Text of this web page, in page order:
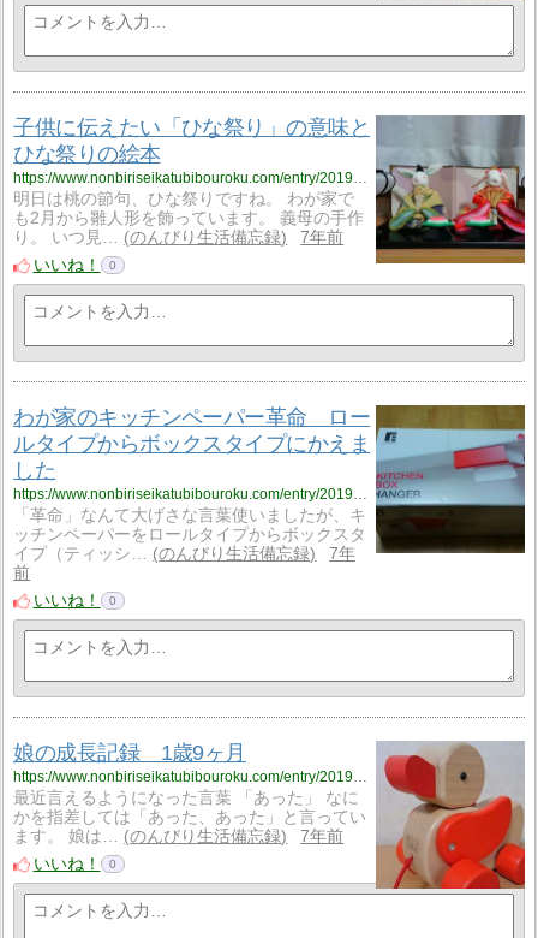
子供に伝えたい「ひな祭り」の意味と
ひな祭りの絵本
明日は桃の節句、ひな祭りですね。 わが家で
も2月から雛人形を飾っています。 義母の手作
り。 いつ見…
のんびり生活備忘録
7年前
いいね！
0
わが家のキッチンペーパー革命 ロー
ルタイプからボックスタイプにかえま
した
「革命」なんて大げさな言葉使いましたが、キ
ッチンペーパーをロールタイプからボックスタ
イプ（ティッシ…
のんびり生活備忘録
7年
前
いいね！
0
娘の成長記録 1歳9ヶ月
最近言えるようになった言葉 「あった」 なに
かを指差しては「あった、あった」と言ってい
ます。 娘は…
のんびり生活備忘録
7年前
いいね！
0